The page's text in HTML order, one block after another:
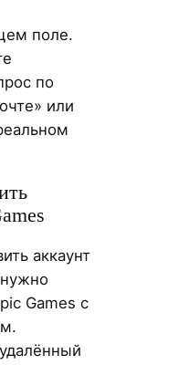
поле.
по
или
аккаунт
Games с